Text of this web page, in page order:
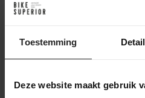
Toestemming
Deze website maakt gebruik
unieke fiets klaar is